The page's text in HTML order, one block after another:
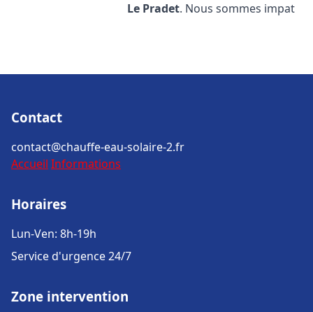
Le Pradet. Nous sommes impat
Contact
contact@chauffe-eau-solaire-2.fr
Accueil Informations
Horaires
Lun-Ven: 8h-19h
Service d'urgence 24/7
Zone intervention